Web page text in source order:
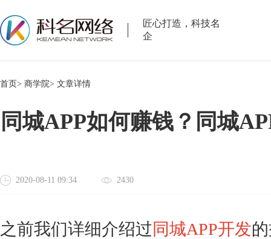
匠心打造，科技名
企
首页> 商学院> 文章详情
同城APP如何赚钱？同城
2020-08-11 09:34 2430
之前我们详细介绍过同城APP开发